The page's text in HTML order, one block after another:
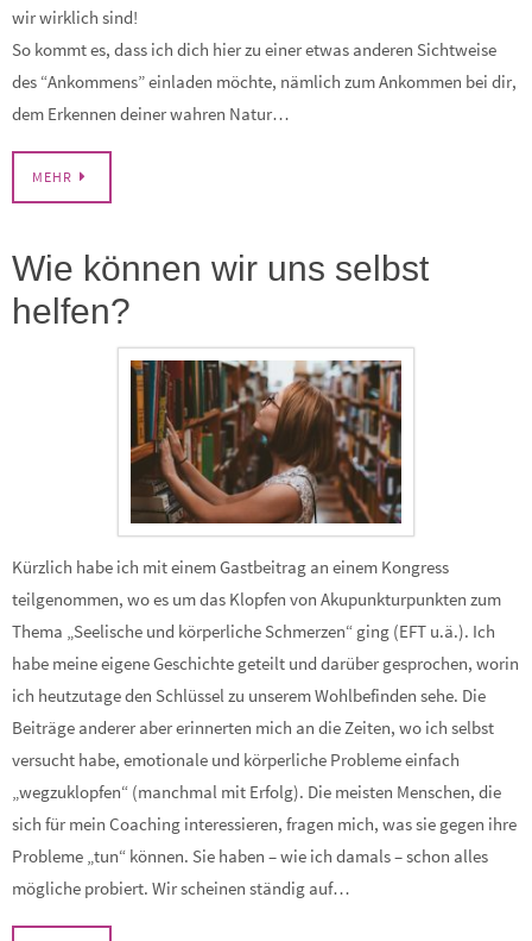
wir wirklich sind!
So kommt es, dass ich dich hier zu einer etwas anderen Sichtweise
des “Ankommens” einladen möchte, nämlich zum Ankommen bei dir,
dem Erkennen deiner wahren Natur…
MEHR
Wie können wir uns selbst
helfen?
Kürzlich habe ich mit einem Gastbeitrag an einem Kongress
teilgenommen, wo es um das Klopfen von Akupunkturpunkten zum
Thema „Seelische und körperliche Schmerzen“ ging (EFT u.ä.). Ich
habe meine eigene Geschichte geteilt und darüber gesprochen, worin
ich heutzutage den Schlüssel zu unserem Wohlbefinden sehe. Die
Beiträge anderer aber erinnerten mich an die Zeiten, wo ich selbst
versucht habe, emotionale und körperliche Probleme einfach
„wegzuklopfen“ (manchmal mit Erfolg). Die meisten Menschen, die
sich für mein Coaching interessieren, fragen mich, was sie gegen ihre
Probleme „tun“ können. Sie haben – wie ich damals – schon alles
mögliche probiert. Wir scheinen ständig auf…